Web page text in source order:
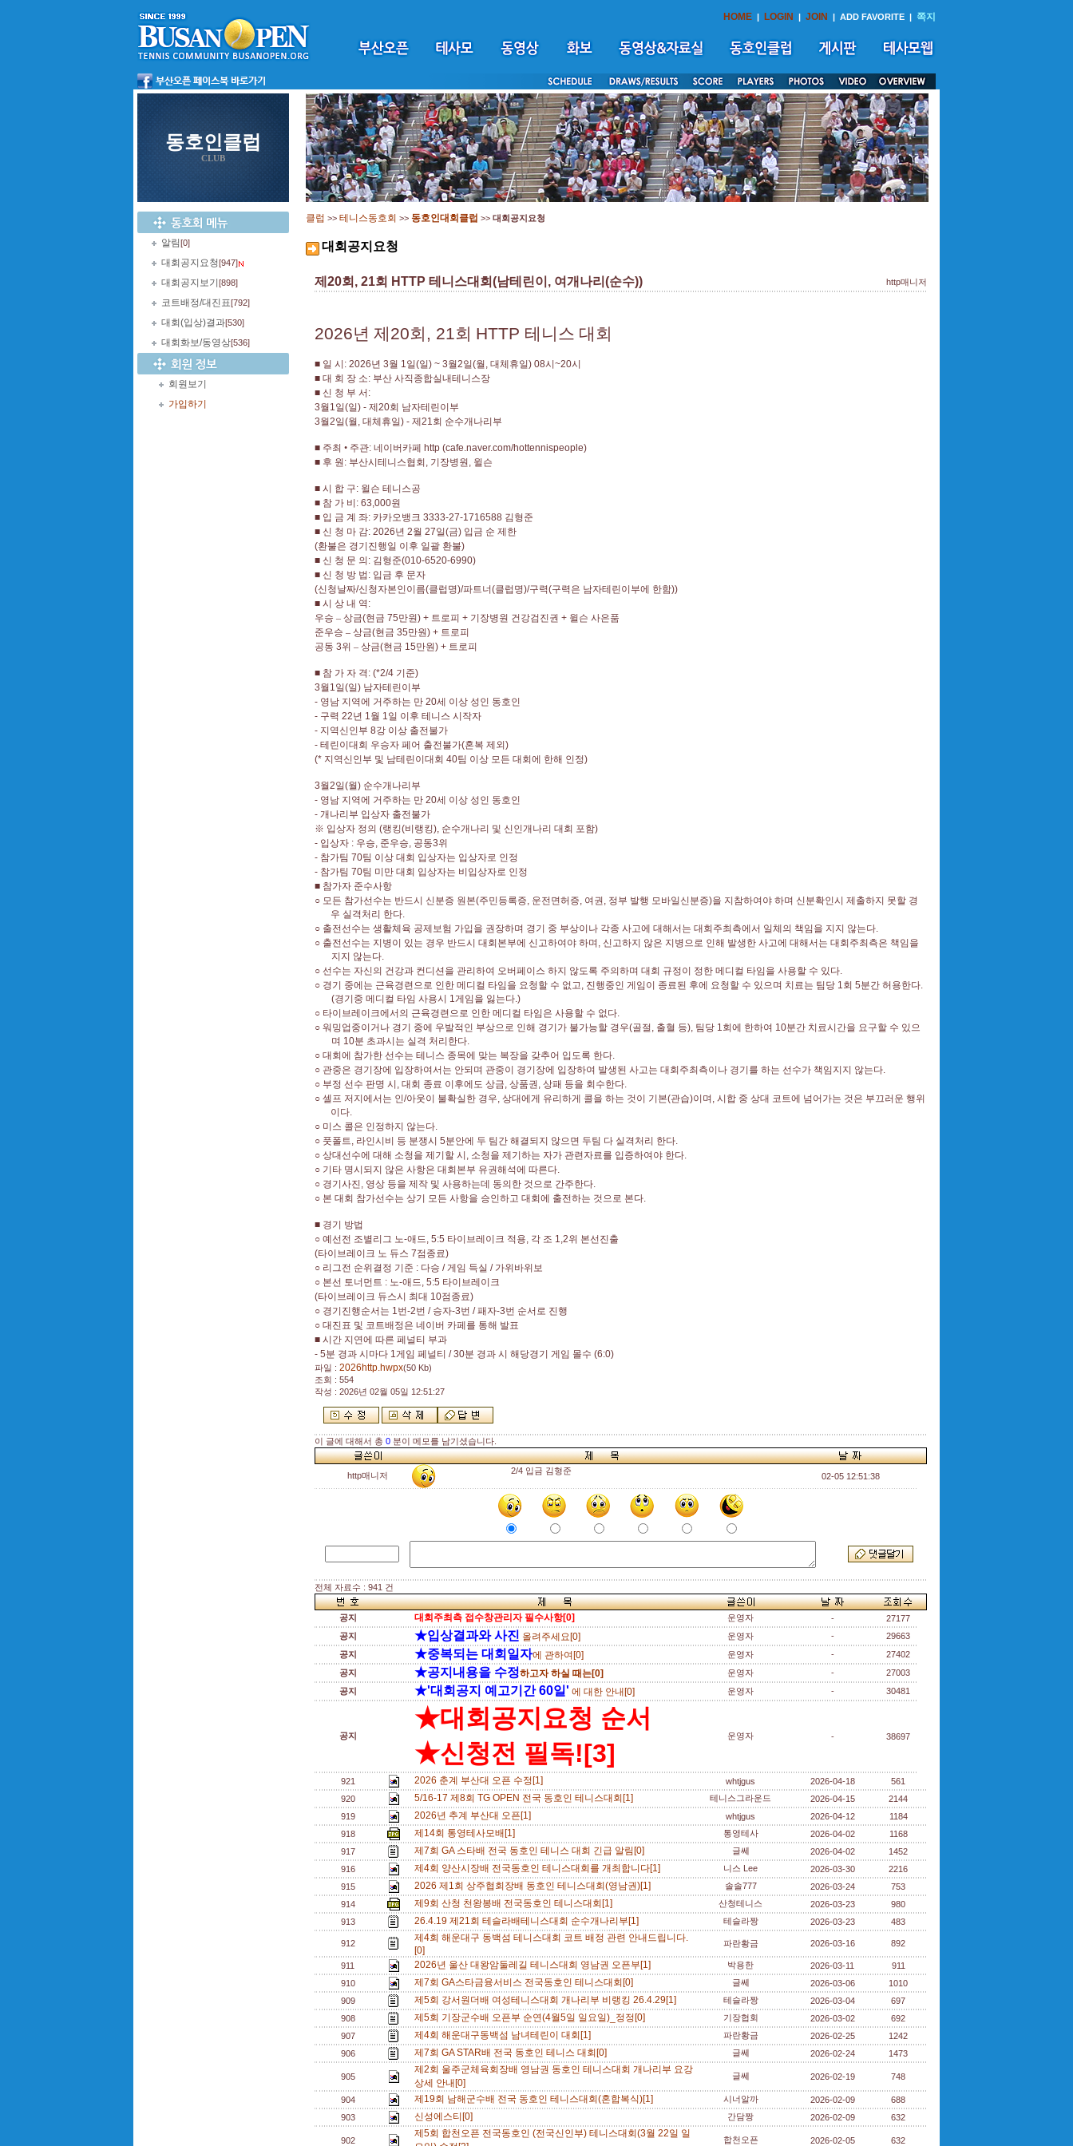
HOME | LOGIN | JOIN | ADD FAVORITE | 쪽지
동호인클럽
CLUB
알림[0]
대회공지요청[947]
대회공지보기 [898]
코트배정/대진표[792]
대회(입상)결과[530]
대회화보/동영상[536]
회원보기
가입하기
클럽 >> 테니스동호회 >> 동호인대회클럽 >> 대회공지요청
대회공지요청
제20회, 21회 HTTP 테니스대회(남테린이, 여개나리(순수)) http매니저
2026년 제20회 , 21회 HTTP 테니스 대회
■ 일 시 : 2026년 3월 1일(일) ~ 3월2일(월 , 대체휴일) 08시 ~20시
■ 대 회 장 소: 부산 사직종합실내테니스장
■ 신 청 부 서 :
3월 1일(일) - 제 20회 남자테린이부
3월2일(월 , 대체휴일) - 제 21회 순수개나리부
■ 주최 • 주관: 네이버카페
http (cafe.naver.com/hottennispeople)
■ 후 원 : 부산시테니스협회 , 기장병원 , 윌슨
■ 시 합 구: 윌슨 테니스공
■ 참 가 비 : 63,000원
■ 입 금 계 좌: 카카오뱅크 3333-27-1716588 김형준
■ 신 청 마 감: 2026년 2월 27일(금) 입금 순 제한
(환불은 경기진행일 이후 일괄 환불)
■ 신 청 문 의 : 김형준(010-6520-6990)
■ 신 청 방 법 : 입금 후 문자
(신청날짜/신청자본인이름(클럽명)/파트너(클럽명)/구력(구력은 남자테린이부에 한함))
■ 시 상 내 역 :
우승 – 상금(현금 75만원) + 트로피 + 기장병원 건강검진권 + 윌슨 사은품
준우승 – 상금(현금 35만원) + 트로피
공동 3위 – 상금(현금 15만원) + 트로피
■ 참 가 자 격 : (*2/4 기준)
3월 1일(일) 남자테린이부
- 영남 지역에 거주하는 만 20세 이상 성인 동호인
- 구력 22년 1월 1일 이후 테니스 시작자
- 지역신인부 8강 이상 출전불가
- 테린이대회 우승자 페어 출전불가(혼복 제외 )
(* 지역신인부 및 남테린이대회 40팀 이상 모든 대회에 한해 인정)
3월2일(월) 순수개나리부
- 영남 지역에 거주하는 만 20세 이상 성인 동호인
- 개나리부 입상자 출전불가
※ 입상자 정의 (랭킹(비랭킹), 순수개나리 및 신인개나리 대회 포함)
- 입상자 : 우승, 준우승, 공동3위
- 참가팀 70팀 이상 대회 입상자는 입상자로 인정
- 참가팀 70팀 미만 대회 입상자는 비입상자로 인정
■ 참가자 준수사항
○ 모든 참가선수는 반드시 신분증 원본(주민등록증, 운전면허증, 여권 , 정부 발행 모바일신분증)을 지참하여야 하며 신분확인시 제출하지 못할 경
우 실격처리 한다.
○ 출전선수는 생활체육 공제보험 가입을 권장하며 경기 중 부상이나 각종 사고에 대해서는 대회주최측에서 일체의 책임을 지지 않는다.
○ 출전선수는 지병이 있는 경우 반드시 대회본부에 신고하여야 하며 , 신고하지 않은 지병으로 인해 발생한 사고에 대해서는 대회주최측은 책임을
지지 않는다.
○ 선수는 자신의 건강과 컨디션을 관리하여 오버페이스 하지 않도록 주의하며 대회 규정이 정한 메디컬 타임을 사용할 수 있다.
○ 경기 중에는 근육경련으로 인한 메디컬 타임을 요청할 수 없고, 진행중인 게임이 종료된 후에 요청할 수 있으며 치료는 팀당 1회 5분간 허용한다.
(경기중 메디컬 타임 사용시 1게임을 잃는다.)
○ 타이브레이크에서의 근육경련으로 인한 메디컬 타임은 사용할 수 없다.
○ 워밍업중이거나 경기 중에 우발적인 부상으로 인해 경기가 불가능할 경우(골절 , 출혈 등), 팀당 1회에 한하여 10분간 치료시간을 요구할 수 있으
며 10분 초과시는 실격 처리한다.
○ 대회에 참가한 선수는 테니스 종목에 맞는 복장을 갖추어 입도록 한다.
○ 관중은 경기장에 입장하여서는 안되며 관중이 경기장에 입장하여 발생된 사고는 대회주최측이나 경기를 하는 선수가 책임지지 않는다.
○ 부정 선수 판명 시 , 대회 종료 이후에도 상금, 상품권 , 상패 등을 회수한다.
○ 셀프 저지에서는 인/아웃이 불확실한 경우, 상대에게 유리하게 콜을 하는 것이 기본(관습)이며 , 시합 중 상대 코트에 넘어가는 것은 부끄러운 행위
이다.
○ 미스 콜은 인정하지 않는다.
○ 풋폴트, 라인시비 등 분쟁시 5분안에 두 팀간 해결되지 않으면 두팀 다 실격처리 한다.
○ 상대선수에 대해 소청을 제기할 시 , 소청을 제기하는 자가 관련자료를 입증하여야 한다.
○ 기타 명시되지 않은 사항은 대회본부 유권해석에 따른다.
○ 경기사진 , 영상 등을 제작 및 사용하는데 동의한 것으로 간주한다.
○ 본 대회 참가선수는 상기 모든 사항을 승인하고 대회에 출전하는 것으로 본다.
■ 경기 방법
○ 예선전 조별리그 노-애드, 5:5 타이브레이크 적용, 각 조 1,2위 본선진출
(타이브레이크 노 듀스 7점종료)
○ 리그전 순위결정 기준 : 다승 /게임 득실 / 가위바위보
○ 본선 토너먼트 : 노-애드, 5:5 타이브레이크
(타이브레이크 듀스시 최대 10점종료)
○ 경기진행순서는 1번-2번 / 승자-3번 /패자-3번 순서로 진행
○ 대진표 및 코트배정은 네이버 카페를 통해 발표
■ 시간 지연에 따른 페널티 부과
- 5분 경과 시마다 1게임 페널티 / 30분 경과 시 해당경기 게임 몰수 (6:0)
파일 : 2026http.hwpx(50 Kb)
조회 : 554
작성 : 2026년 02월 05일 12:51:27
이 글에 대해서 총 0 분이 메모를 남기셨습니다.
http매니저 2/4 입금 김형준
02-05 12:51:38
전체 자료수 : 941 건
공지 대회주최측 접수창관리자 필수사항[0] 운영자 -
27177
공지
★입상결과와 사진 올려주세요[0] 운영자 -
29663
공지
★중복되는 대회일자에 관하여[0] 운영자 -
27402
공지
★공지내용을 수정하고자 하실 때는[0] 운영자 -
27003
공지
★'대회공지 예고기간 60일' 에 대한 안내[0] 운영자 - 30481
공지
★대회공지요청 순서
★신청전 필독![3]
운영자 - 38697
921 2026 춘계 부산대 오픈 수정[1] whtjgus 2026-04-18
561
920
5/16-17 제8회 TG OPEN 전국 동호인 테니스대회[1] 테니스그라운드 2026-04-15
2144
919
2026년 추계 부산대 오픈[1] whtjgus 2026-04-12
1184
918
제14회 통영테사모배[1] 통영테사 2026-04-02
1168
917
제7회 GA 스타배 전국 동호인 테니스 대회 긴급 알림[0] 글쎄 2026-04-02
1452
916
제4회 양산시장배 전국동호인 테니스대회를 개최합니다[1] 니스 Lee 2026-03-30
2216
915
2026 제1회 상주협회장배 동호인 테니스대회(영남권)[1] 솔솔777 2026-03-24
753
914
제9회 산청 천왕봉배 전국동호인 테니스대회[1] 산청테니스 2026-03-23
980
913
26.4.19 제21회 테슬라배테니스대회 순수개나리부[1] 테슬라짱 2026-03-23 483
912
제4회 해운대구 동백섬 테니스대회 코트 배정 관련 안내드립니다.
[0]
파란황금 2026-03-16 892
911 2026년 울산 대왕암둘레길 테니스대회 영남권 오픈부[1] 박용한 2026-03-11
911
910
제7회 GA스타금융서비스 전국동호인 테니스대회[0] 글쎄 2026-03-06
1010
909
제5회 강서원더배 여성테니스대회 개나리부 비랭킹 26.4.29[1] 테슬라짱 2026-03-04
697
908
제5회 기장군수배 오픈부 순연(4월5일 일요일)_정정[0] 기장협회 2026-03-02
692
907
제4회 해운대구동백섬 남녀테린이 대회[1] 파란황금 2026-02-25
1242
906
제7회 GA STAR배 전국 동호인 테니스 대회[0] 글쎄 2026-02-24 1473
905
제2회 울주군체육회장배 영남권 동호인 테니스대회 개나리부 요강
상세 안내[0]
글쎄 2026-02-19 748
904 제19회 남해군수배 전국 동호인 테니스대회(혼합복식)[1] 시너알까 2026-02-09
688
903
신성에스티[0] 간담짱 2026-02-09 632
902
제5회 합천오픈 전국동호인 (전국신인부) 테니스대회(3월 22일 일
합천오픈 2026-02-05 632